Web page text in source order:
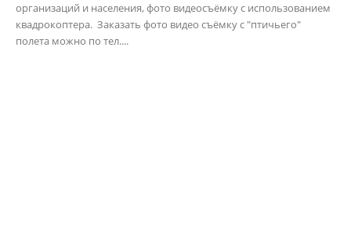
организаций и населения, фото видеосъёмку с использованием
квадрокоптера. Заказать фото видео съёмку с "птичьего"
полета можно по тел....